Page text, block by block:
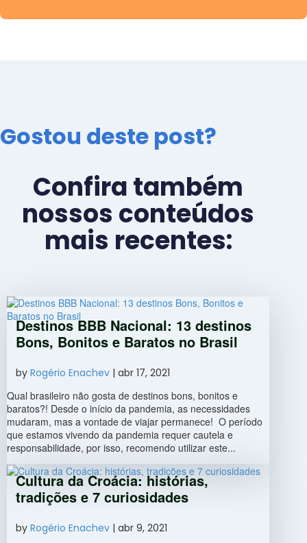
Gostou deste post?
Confira também
nossos conteúdos
mais recentes:
Destinos BBB Nacional: 13 destinos
Bons, Bonitos e Baratos no Brasil
by Rogério Enachev | abr 17, 2021
Qual brasileiro não gosta de destinos bons, bonitos e
baratos?! Desde o início da pandemia, as necessidades
mudaram, mas a vontade de viajar permanece! O período
que estamos vivendo da pandemia requer cautela e
responsabilidade, por isso, recomendo utilizar este...
Cultura da Croácia: histórias,
tradições e 7 curiosidades
by Rogério Enachev | abr 9, 2021